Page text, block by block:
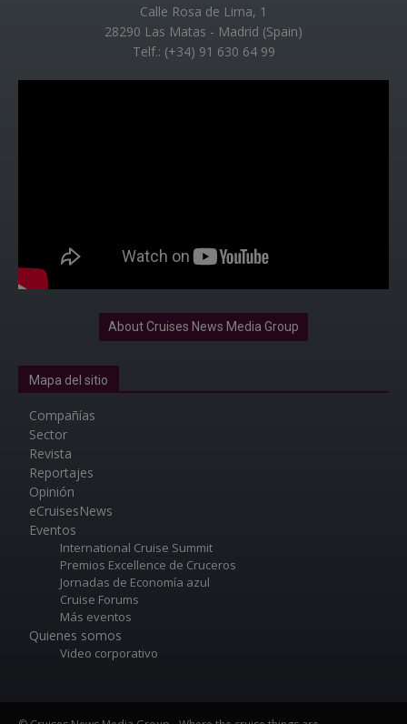
Calle Rosa de Lima, 1
28290 Las Matas - Madrid (Spain)
Telf.: (+34) 91 630 64 99
About Cruises News Media Group
Mapa del sitio
Compañías
Sector
Revista
Reportajes
Opinión
eCruisesNews
Eventos
International Cruise Summit
Premios Excellence de Cruceros
Jornadas de Economía azul
Cruise Forums
Más eventos
Quienes somos
Video corporativo